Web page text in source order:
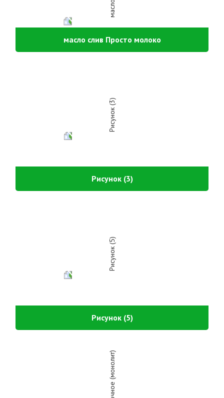
масло слив Просто молоко
Рисунок (3)
Рисунок (5)